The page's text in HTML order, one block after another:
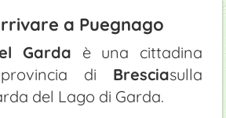
a Puegnago
Garda è una cittadina
di Bresciasulla
del Lago di Garda.